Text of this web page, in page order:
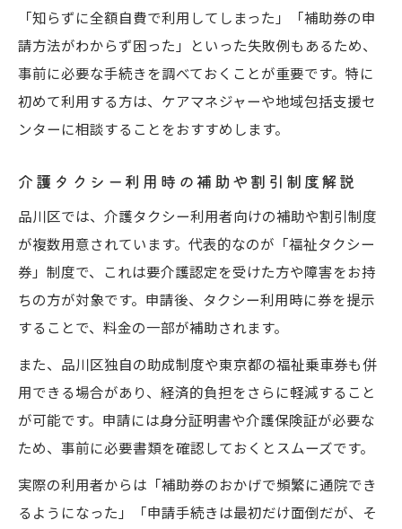
「知らずに全額自費で利用してしまった」「補助券の申
請方法がわからず困った」といった失敗例もあるため、
事前に必要な手続きを調べておくことが重要です。特に
初めて利用する方は、ケアマネジャーや地域包括支援セ
ンターに相談することをおすすめします。
介護タクシー利用時の補助や割引制度解説
品川区では、介護タクシー利用者向けの補助や割引制度
が複数用意されています。代表的なのが「福祉タクシー
券」制度で、これは要介護認定を受けた方や障害をお持
ちの方が対象です。申請後、タクシー利用時に券を提示
することで、料金の一部が補助されます。
また、品川区独自の助成制度や東京都の福祉乗車券も併
用できる場合があり、経済的負担をさらに軽減すること
が可能です。申請には身分証明書や介護保険証が必要な
ため、事前に必要書類を確認しておくとスムーズです。
実際の利用者からは「補助券のおかげで頻繁に通院でき
るようになった」「申請手続きは最初だけ面倒だが、そ